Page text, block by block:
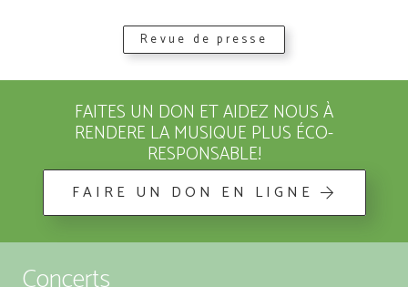
Revue de presse
FAITES UN DON ET AIDEZ NOUS À
RENDERE LA MUSIQUE PLUS ÉCO-
RESPONSABLE!
FAIRE UN DON EN LIGNE